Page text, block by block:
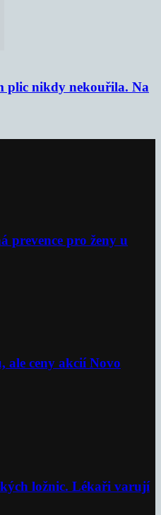
plic nikdy nekouřila. Na
prevence pro ženy u
ale ceny akcií Novo
ložnic. Lékaři varují